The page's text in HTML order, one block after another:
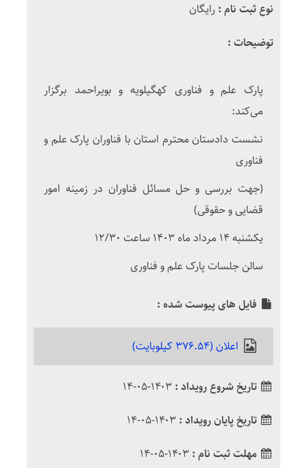
نوع ثبت نام : رایگان
توضیحات :
پارک علم و فناوری کهگیلویه و بویراحمد برگزار
می‌کند:
نشست دادستان محترم استان با فناوران پارک علم و
فناوری
(جهت بررسی و حل مسائل فناوران در زمینه امور
قضایی و حقوقی)
یکشنبه 14 مرداد ماه 1403 ساعت 12/30
سالن جلسات پارک علم و فناوری
فایل های پیوست شده :
اعلان (376.54 کیلوبایت)
تاریخ شروع رویداد : ۱۴۰۳-۰۵-۱۴
تاریخ پایان رویداد :۱۴۰۳-۰۵-۱۴
مهلت ثبت نام :۱۴۰۳-۰۵-۱۴